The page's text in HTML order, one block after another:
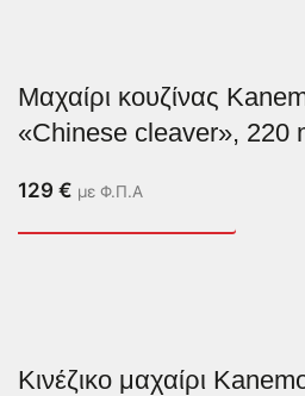
Μαχαίρι κουζίνας
«Chinese cleaver», 220
129 € με Φ.Π.Α
Κινέζικο μαχαίρι